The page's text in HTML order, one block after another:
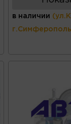
в наличии